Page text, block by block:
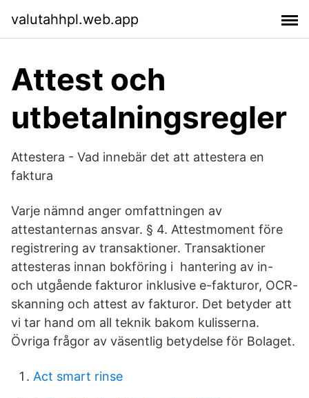
valutahhpl.web.app
Attest och
utbetalningsregler
Attestera - Vad innebär det att attestera en
faktura
Varje nämnd anger omfattningen av
attestanternas ansvar. § 4. Attestmoment före
registrering av transaktioner. Transaktioner
attesteras innan bokföring i hantering av in-
och utgående fakturor inklusive e-fakturor, OCR-
skanning och attest av fakturor. Det betyder att
vi tar hand om all teknik bakom kulisserna.
Övriga frågor av väsentlig betydelse för Bolaget.
Act smart rinse